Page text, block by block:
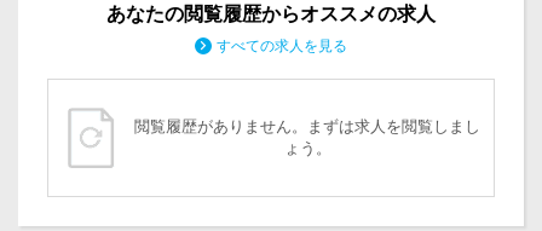
あなたの閲覧履歴からオススメの求人
すべての求人を見る
閲覧履歴がありません。まずは求人を閲覧しまし
ょう。